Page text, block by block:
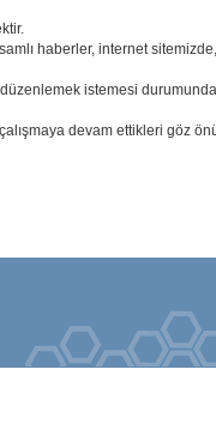
haberler, internet
istemesi
devam ettikleri göz